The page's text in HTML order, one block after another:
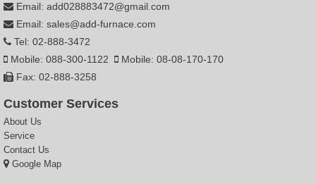
Email: add028883472@gmail.com
Email: sales@add-furnace.com
Tel: 02-888-3472
Mobile: 088-300-1122
Mobile: 08-08-170-170
Fax: 02-888-3258
Customer Services
About Us
Service
Contact Us
Google Map